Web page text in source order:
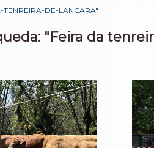
TENREIRA-DE-LANCARA"
"Feira da